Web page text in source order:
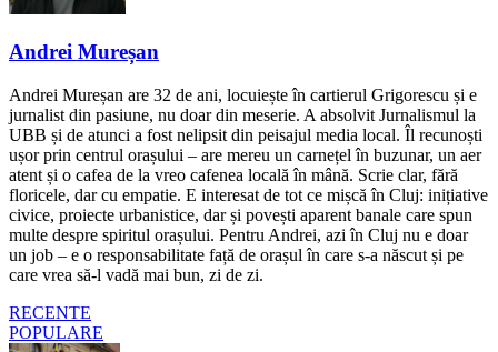
Andrei Mureșan
Andrei Mureșan are 32 de ani, locuiește în cartierul Grigorescu și e
jurnalist din pasiune, nu doar din meserie. A absolvit Jurnalismul la
UBB și de atunci a fost nelipsit din peisajul media local. Îl recunoști
ușor prin centrul orașului – are mereu un carnețel în buzunar, un aer
atent și o cafea de la vreo cafenea locală în mână. Scrie clar, fără
floricele, dar cu empatie. E interesat de tot ce mișcă în Cluj: inițiative
civice, proiecte urbanistice, dar și povești aparent banale care spun
multe despre spiritul orașului. Pentru Andrei, azi în Cluj nu e doar
un job – e o responsabilitate față de orașul în care s-a născut și pe
care vrea să-l vadă mai bun, zi de zi.
RECENTE
POPULARE